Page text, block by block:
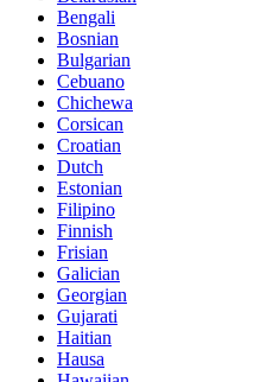
Bengali
Bosnian
Bulgarian
Cebuano
Chichewa
Corsican
Croatian
Dutch
Estonian
Filipino
Finnish
Frisian
Galician
Georgian
Gujarati
Haitian
Hausa